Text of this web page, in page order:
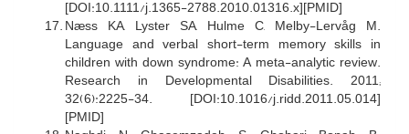
[DOI:10.1111/j.1365-2788.2010.01316.x][PMID]
Næss KA, Lyster SA, Hulme C, Melby-Lervåg M.
Language and verbal short-term memory skills in
children with down syndrome: A meta-analytic review.
Research in Developmental Disabilities. 2011;
32(6):2225-34. [DOI:10.1016/j.ridd.2011.05.014]
[PMID]